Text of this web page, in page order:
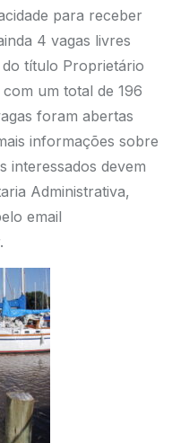
para receber
4 vagas livres
título Proprietário
um total de 196
foram abertas
informações sobre
interessados devem
Administrativa,
email